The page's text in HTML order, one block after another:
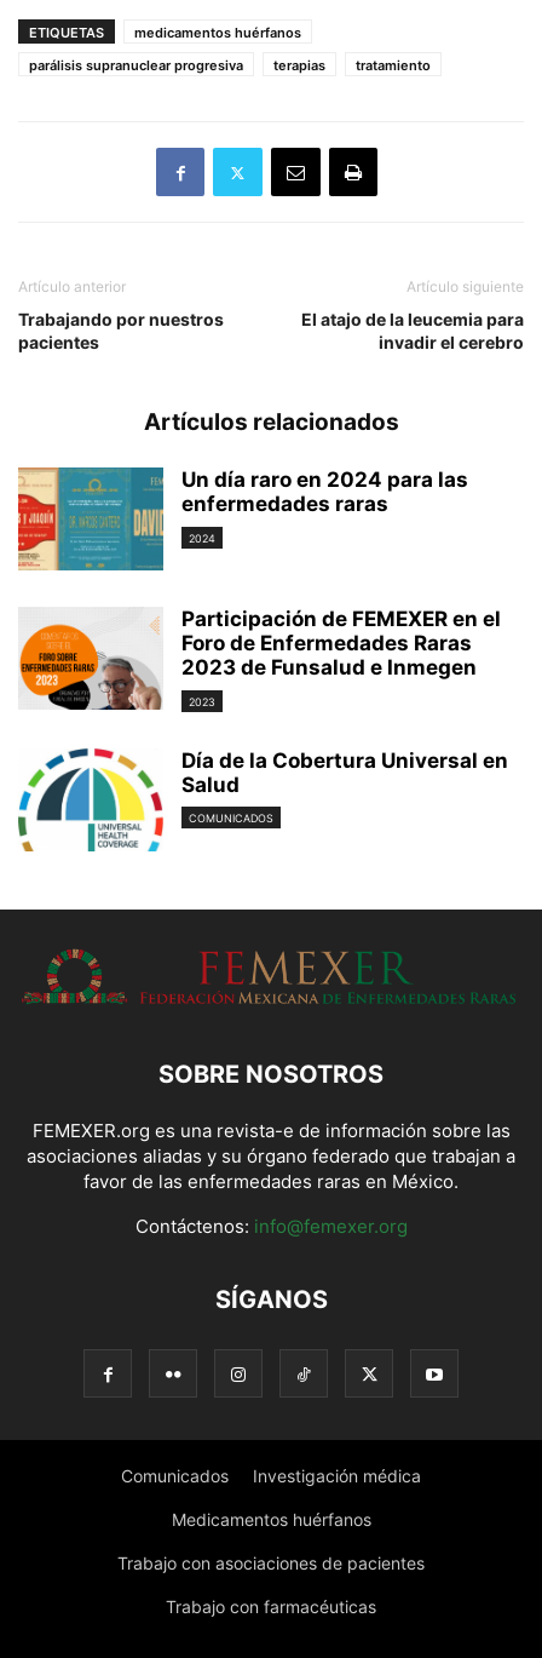
ETIQUETAS
medicamentos huérfanos
parálisis supranuclear progresiva
terapias tratamiento
Artículo anterior
Trabajando por nuestros
pacientes
Artículo siguiente
El atajo de la leucemia para
invadir el cerebro
Artículos relacionados
Un día raro en 2024 para las
enfermedades raras
2024
Participación de FEMEXER en el
Foro de Enfermedades Raras
2023 de Funsalud e Inmegen
2023
Día de la Cobertura Universal en
Salud
COMUNICADOS
SOBRE NOSOTROS
FEMEXER.org es una revista-e de información sobre las
asociaciones aliadas y su órgano federado que trabajan a
favor de las enfermedades raras en México.
Contáctenos: info@femexer.org
SÍGANOS
Comunicados Investigación médica
Medicamentos huérfanos
Trabajo con asociaciones de pacientes
Trabajo con farmacéuticas